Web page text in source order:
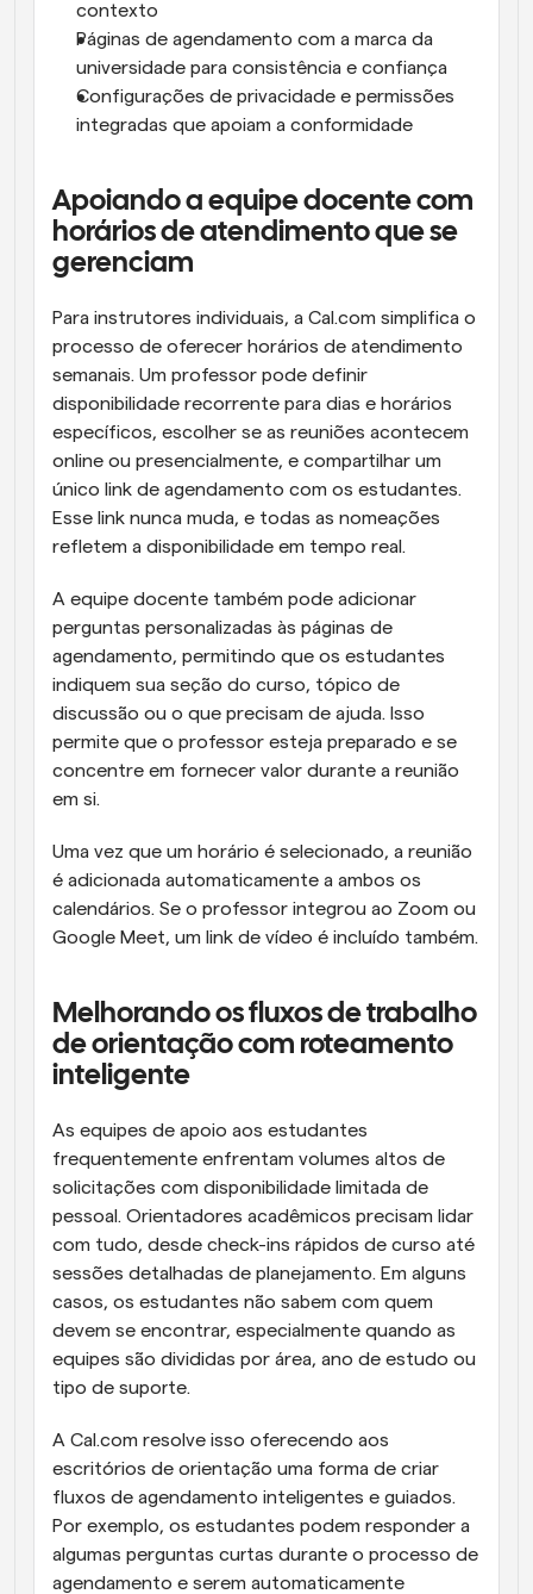
contexto
Páginas de agendamento com a marca da
universidade para consistência e confiança
Configurações de privacidade e permissões
integradas que apoiam a conformidade
Apoiando a equipe docente com
horários de atendimento que se
gerenciam
Para instrutores individuais, a Cal.com simplifica o
processo de oferecer horários de atendimento
semanais. Um professor pode definir
disponibilidade recorrente para dias e horários
específicos, escolher se as reuniões acontecem
online ou presencialmente, e compartilhar um
único link de agendamento com os estudantes.
Esse link nunca muda, e todas as nomeações
refletem a disponibilidade em tempo real.
A equipe docente também pode adicionar
perguntas personalizadas às páginas de
agendamento, permitindo que os estudantes
indiquem sua seção do curso, tópico de
discussão ou o que precisam de ajuda. Isso
permite que o professor esteja preparado e se
concentre em fornecer valor durante a reunião
em si.
Uma vez que um horário é selecionado, a reunião
é adicionada automaticamente a ambos os
calendários. Se o professor integrou ao Zoom ou
Google Meet, um link de vídeo é incluído também.
Melhorando os fluxos de trabalho
de orientação com roteamento
inteligente
As equipes de apoio aos estudantes
frequentemente enfrentam volumes altos de
solicitações com disponibilidade limitada de
pessoal. Orientadores acadêmicos precisam lidar
com tudo, desde check-ins rápidos de curso até
sessões detalhadas de planejamento. Em alguns
casos, os estudantes não sabem com quem
devem se encontrar, especialmente quando as
equipes são divididas por área, ano de estudo ou
tipo de suporte.
A Cal.com resolve isso oferecendo aos
escritórios de orientação uma forma de criar
fluxos de agendamento inteligentes e guiados.
Por exemplo, os estudantes podem responder a
algumas perguntas curtas durante o processo de
agendamento e serem automaticamente